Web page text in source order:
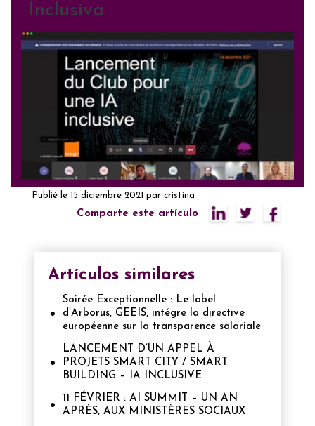
Inclusiva
Publié le 15 diciembre 2021 par cristina
Comparte este artículo
Artículos similares
Soirée Exceptionnelle : Le label
d’Arborus, GEEIS, intégre la directive
européenne sur la transparence salariale
LANCEMENT D’UN APPEL À
PROJETS SMART CITY / SMART
BUILDING – IA INCLUSIVE
11 FÉVRIER : AI SUMMIT – UN AN
APRÈS, AUX MINISTÈRES SOCIAUX